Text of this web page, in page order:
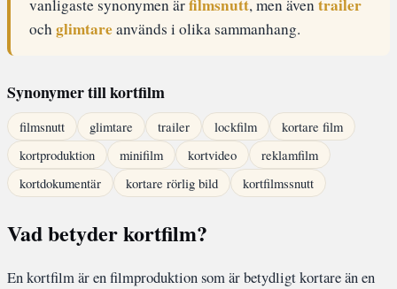
vanligaste synonymen ärfilmsnutt, men äventrailer
ochglimtareanvänds i olika sammanhang.
Synonymer till kortfilm
filmsnutt glimtare trailer lockfilm
kortare film
kortproduktion
minifilm kortvideo
reklamfilm
kortdokumentär
kortare rörlig bild kortfilmssnutt
Vad betyder kortfilm?
En kortfilm är en filmproduktion som är betydligt kortare än en